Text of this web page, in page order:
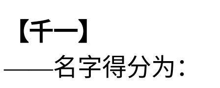
【千一】
——名字得分为：